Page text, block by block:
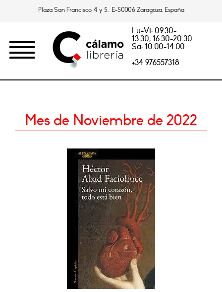
Plaza San Francisco, 4 y 5. E-50006 Zaragoza, España
Lu-Vi: 09.30-
13.30, 16.30-20.30
Sa: 10.00-14.00
+34 976557318
Mes de Noviembre de 2022